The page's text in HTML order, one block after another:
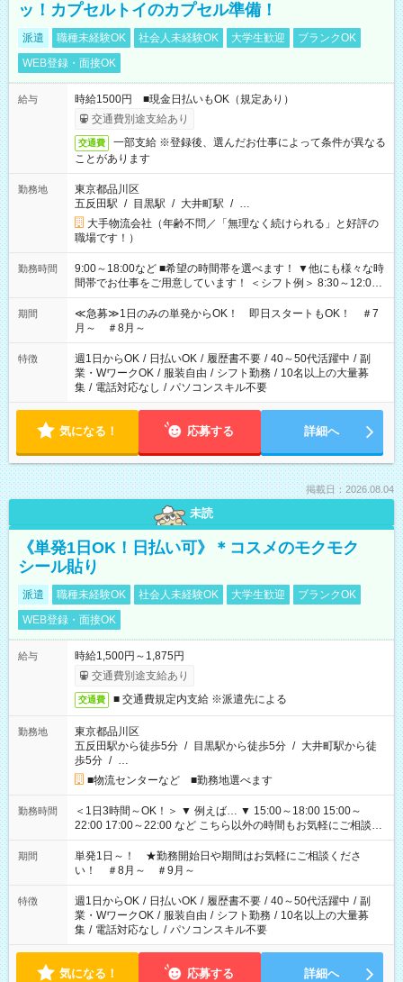
ッ！カプセルトイのカプセル準備！
派遣 職種未経験OK 社会人未経験OK 大学生歓迎
ブランクOK
WEB登録・面接OK
給与
時給1500円 ■現金日払いもOK（規定あり）
交通費別途支給あり
交通費
一部支給 ※登録後、選んだお仕事によって条件が異なる
ことがあります
勤務地
東京都品川区
五反田駅 / 目黒駅 / 大井町駅 / …
大手物流会社（年齢不問／「無理なく続けられる」と好評の
職場です！）
勤務時間
9:00～18:00など ■希望の時間帯を選べます！ ▼他にも様々な時
間帯でお仕事をご用意しています！ ＜シフト例＞ 8:30～12:00
17:00～22:00 13:00～22:00 22:00～翌6:00 など
期間
≪急募≫1日のみの単発からOK！ 即日スタートもOK！ ＃7
月～ ＃8月～
特徴 週1日からOK / 日払いOK / 履歴書不要 / 40～50代活躍中 / 副
業・WワークOK / 服装自由 / シフト勤務 / 10名以上の大量募
集 / 電話対応なし / パソコンスキル不要
気になる！ 応募する 詳細へ
掲載日：2026.08.04
未読
《単発1日OK！日払い可》＊コスメのモクモク
シール貼り
派遣 職種未経験OK 社会人未経験OK 大学生歓迎
ブランクOK
WEB登録・面接OK
給与
時給1,500円～1,875円
交通費別途支給あり
交通費 ■ 交通費規定内支給 ※派遣先による
勤務地
東京都品川区
五反田駅から徒歩5分 / 目黒駅から徒歩5分 / 大井町駅から徒
歩5分 / …
■物流センターなど ■勤務地選べます
勤務時間
＜1日3時間～OK！＞ ▼ 例えば… ▼ 15:00～18:00 15:00～
22:00 17:00～22:00 など こちら以外の時間もお気軽にご相談く
ださい！
期間
単発1日～！ ★勤務開始日や期間はお気軽にご相談くださ
い！ ＃8月～ ＃9月～
特徴 週1日からOK / 日払いOK / 履歴書不要 / 40～50代活躍中 / 副
業・WワークOK / 服装自由 / シフト勤務 / 10名以上の大量募
集 / 電話対応なし / パソコンスキル不要
気になる！ 応募する 詳細へ